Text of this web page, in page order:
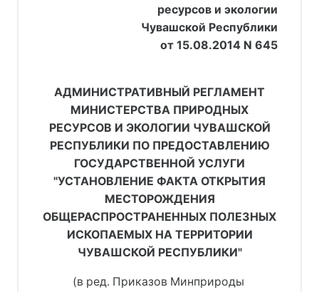
ресурсов и экологии
Чувашской Республики
от 15.08.2014 N 645
АДМИНИСТРАТИВНЫЙ РЕГЛАМЕНТ
МИНИСТЕРСТВА ПРИРОДНЫХ
РЕСУРСОВ И ЭКОЛОГИИ ЧУВАШСКОЙ
РЕСПУБЛИКИ ПО ПРЕДОСТАВЛЕНИЮ
ГОСУДАРСТВЕННОЙ УСЛУГИ
"УСТАНОВЛЕНИЕ ФАКТА ОТКРЫТИЯ
МЕСТОРОЖДЕНИЯ
ОБЩЕРАСПРОСТРАНЕННЫХ ПОЛЕЗНЫХ
ИСКОПАЕМЫХ НА ТЕРРИТОРИИ
ЧУВАШСКОЙ РЕСПУБЛИКИ"
(в ред. Приказов Минприроды